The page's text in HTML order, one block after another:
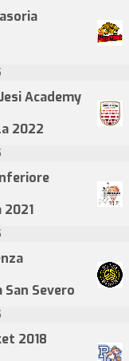
Academy
2022
2021
Severo
2018